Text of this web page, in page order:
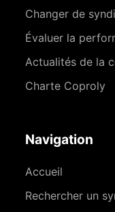
Changer de
Évaluer la
Actualités de la
Charte Coproly
Navigation
Accueil
Rechercher un